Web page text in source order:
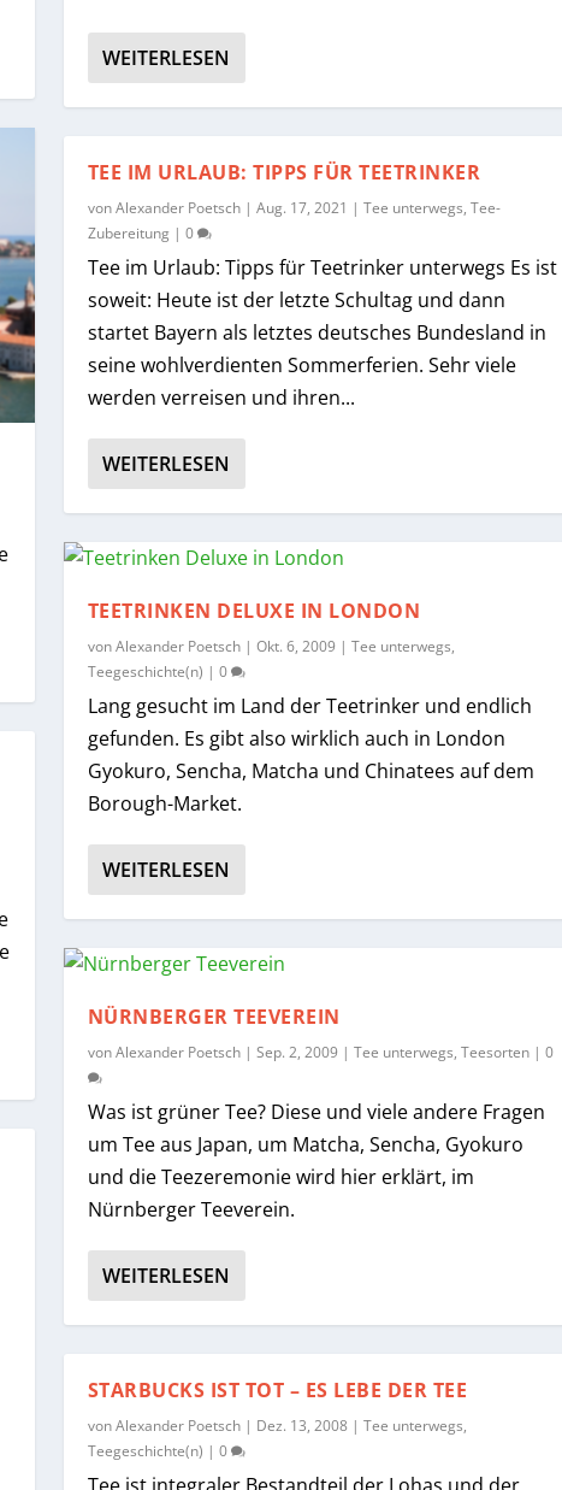
WEITERLESEN
TEE IM URLAUB: TIPPS FÜR TEETRINKER
vonAlexander Poetsch| Aug. 17, 2021 | Tee unterwegs, Tee-
Zubereitung| 0
Tee im Urlaub: Tipps für Teetrinker unterwegs Es ist
soweit: Heute ist der letzte Schultag und dann
startet Bayern als letztes deutsches Bundesland in
seine wohlverdienten Sommerferien. Sehr viele
werden verreisen und ihren...
WEITERLESEN
TEETRINKEN DELUXE IN LONDON
vonAlexander Poetsch| Okt. 6, 2009 | Tee unterwegs,
Teegeschichte(n) | 0
Lang gesucht im Land der Teetrinker und endlich
gefunden. Es gibt also wirklich auch in London
Gyokuro, Sencha, Matcha und Chinatees auf dem
Borough-Market.
WEITERLESEN
NÜRNBERGER TEEVEREIN
vonAlexander Poetsch| Sep. 2, 2009 | Tee unterwegs, Teesorten| 0
Was ist grüner Tee? Diese und viele andere Fragen
um Tee aus Japan, um Matcha, Sencha, Gyokuro
und die Teezeremonie wird hier erklärt, im
Nürnberger Teeverein.
WEITERLESEN
STARBUCKS IST TOT – ES LEBE DER TEE
vonAlexander Poetsch| Dez. 13, 2008| Tee unterwegs,
Teegeschichte(n) | 0